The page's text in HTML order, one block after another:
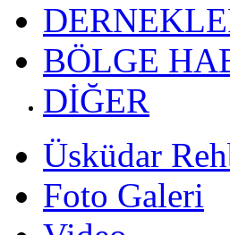
BÖLGE
DİĞER
Üsküdar
Foto Galeri